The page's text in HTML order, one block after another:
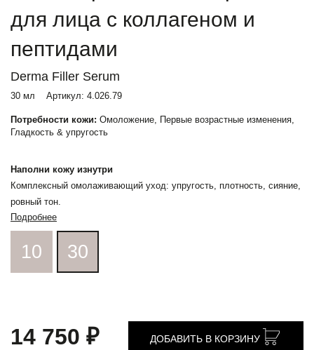
для лица с коллагеном и
пептидами
Derma Filler Serum
30 мл Артикул: 4.026.79
Потребности кожи: Омоложение, Первые возрастные изменения,
Гладкость & упругость
Наполни кожу изнутри
Комплексный омолаживающий уход: упругость, плотность, сияние,
ровный тон.
Подробнее
10 30
14 750 ₽ ДОБАВИТЬ В КОРЗИНУ